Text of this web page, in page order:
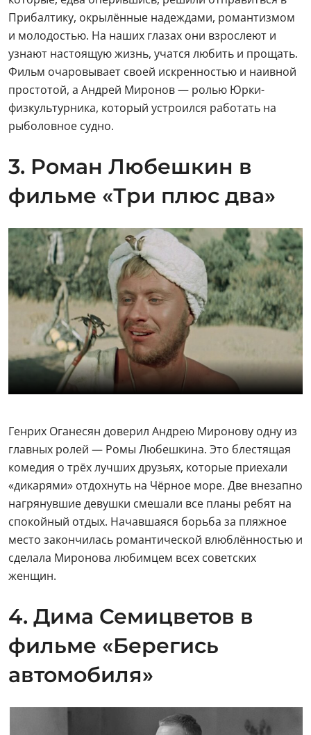
Прибалтику, окрылённые надеждами, романтизмом
и молодостью. На наших глазах они взрослеют и
узнают настоящую жизнь, учатся любить и прощать.
Фильм очаровывает своей искренностью и наивной
простотой, а Андрей Миронов — ролью Юрки-
физкультурника, который устроился работать на
рыболовное судно.
3. Роман Любешкин в
фильме «Три плюс два»
Генрих Оганесян доверил Андрею Миронову одну из
главных ролей — Ромы Любешкина. Это блестящая
комедия о трёх лучших друзьях, которые приехали
«дикарями» отдохнуть на Чёрное море. Две внезапно
нагрянувшие девушки смешали все планы ребят на
спокойный отдых. Начавшаяся борьба за пляжное
место закончилась романтической влюблённостью и
сделала Миронова любимцем всех советских
женщин.
4. Дима Семицветов в
фильме «Берегись
автомобиля»